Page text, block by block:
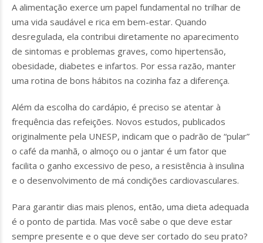
A alimentação exerce um papel fundamental no trilhar de
uma vida saudável e rica em bem-estar. Quando
desregulada, ela contribui diretamente no aparecimento
de sintomas e problemas graves, como hipertensão,
obesidade, diabetes e infartos. Por essa razão, manter
uma rotina de bons hábitos na cozinha faz a diferença.
Além da escolha do cardápio, é preciso se atentar à
frequência das refeições. Novos estudos, publicados
originalmente pela UNESP, indicam que o padrão de “pular”
o café da manhã, o almoço ou o jantar é um fator que
facilita o ganho excessivo de peso, a resistência à insulina
e o desenvolvimento de má condições cardiovasculares.
Para garantir dias mais plenos, então, uma dieta adequada
é o ponto de partida. Mas você sabe o que deve estar
sempre presente e o que deve ser cortado do seu prato?